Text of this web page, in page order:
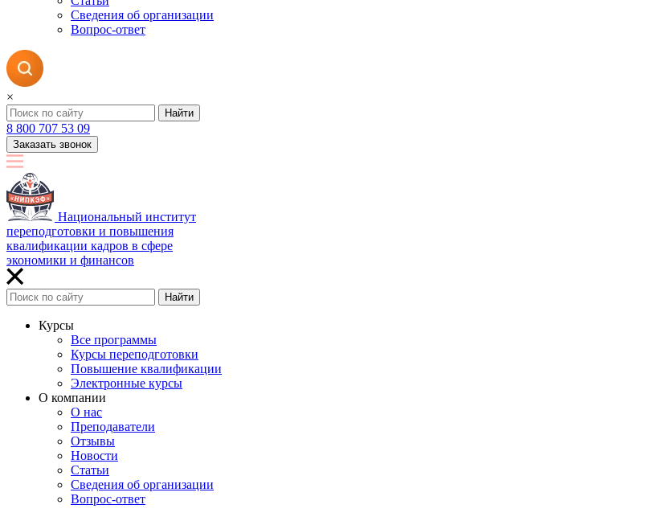
Сведения об организации
Вопрос-ответ
×
Найти
8 800 707 53 09
Заказать звонок
Национальный институт
переподготовки и повышения
квалификации кадров в сфере
экономики и финансов
Найти
Курсы
Все программы
Курсы переподготовки
Повышение квалификации
Электронные курсы
О компании
О нас
Преподаватели
Отзывы
Новости
Статьи
Сведения об организации
Вопрос-ответ